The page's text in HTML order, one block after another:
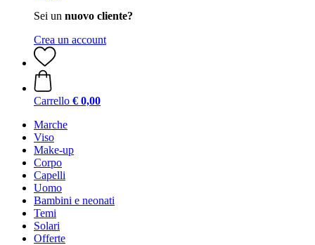
Sei un nuovo cliente?
Crea un account
Carrello € 0,00
Marche
Viso
Make-up
Corpo
Capelli
Uomo
Bambini e neonati
Temi
Solari
Offerte